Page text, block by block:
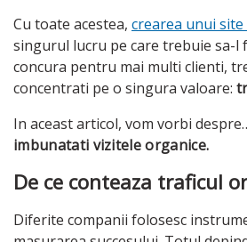
Cu toate acestea, crearea unui site
singurul lucru pe care trebuie sa-l
concura pentru mai multi clienti,
concentrati pe o singura valoare:
In aceast articol, vom vorbi
imbunatati vizitele organice.
De ce conteaza traficul
Diferite companii folosesc